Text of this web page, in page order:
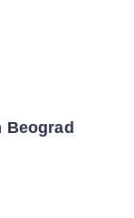
Beograd